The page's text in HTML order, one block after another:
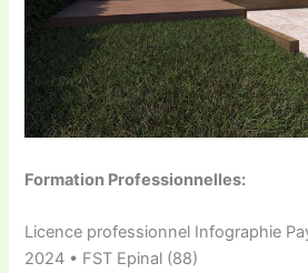
Formation Professionnelles:
Licence professionnel Infographie
2024 • FST Epinal (88)